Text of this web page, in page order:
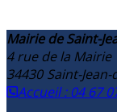
Mairie de Saint-
4 rue de la Mairie
34430 Saint-
Accueil : 04 67